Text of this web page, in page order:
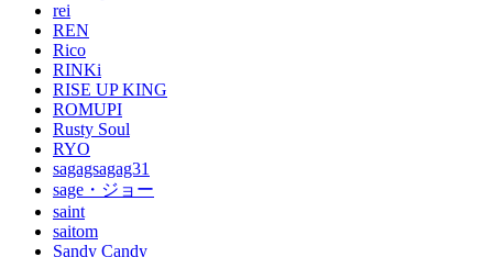
rei
REN
Rico
RINKi
RISE UP KING
ROMUPI
Rusty Soul
RYO
sagagsagag31
sage・ジョー
saint
saitom
Sandy Candy